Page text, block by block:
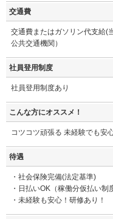
交通費
交通費またはガソリン代支給(
公共交通機関）
社員登用制度
社員登用制度あり
こんな方にオススメ！
コツコツ頑張る 未経験でも安
待遇
・社会保険完備(法定基準)
・日払いOK（稼働分仮払い制
・未経験も安心！研修あり！